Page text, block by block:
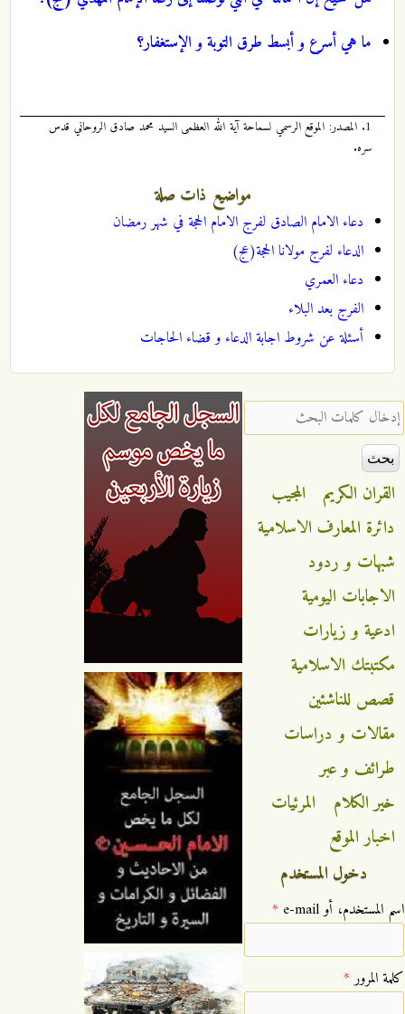
ما هي أسرع و أبسط طرق التوبة و الإستغفار؟
1. المصدر: الموقع الرسمي لسماحة آية الله العظمى السيد محمد صادق الروحاني قدس
سره.
مواضيع ذات صلة
دعاء الامام الصادق لفرج الامام الحجة في شهر رمضان
الدعاء لفرج مولانا الحجة(عج)
دعاء العمري
الفرج بعد البلاء
أسئلة عن شروط اجابة الدعاء و قضاء الحاجات
‏إدخال كلمات البحث ‏
القران الكريم
المجيب
دائرة المعارف الاسلامية
شبهات و ردود
الاجابات اليومية
ادعية و زيارات
مكتبتك الاسلامية
قصص للناشئين
مقالات و دراسات
طرائف و عبر
خير الكلام
المرئيات
اخبار الموقع
دخول المستخدم
‏اسم المستخدم، أو e-mail ‏ *
‏كلمة المرور ‏*